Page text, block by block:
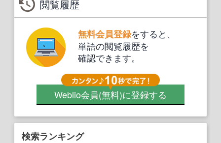
閲覧履歴
無料会員登録をすると、
単語の閲覧履歴を
確認できます。
Weblio会員(無料)に登録する
検索ランキング